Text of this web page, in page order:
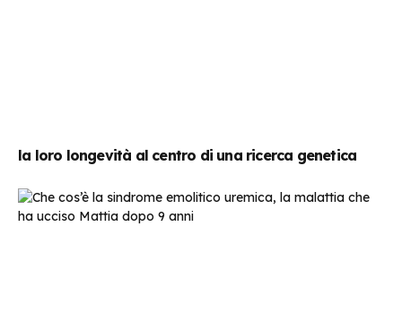
la loro longevità al centro di una ricerca genetica